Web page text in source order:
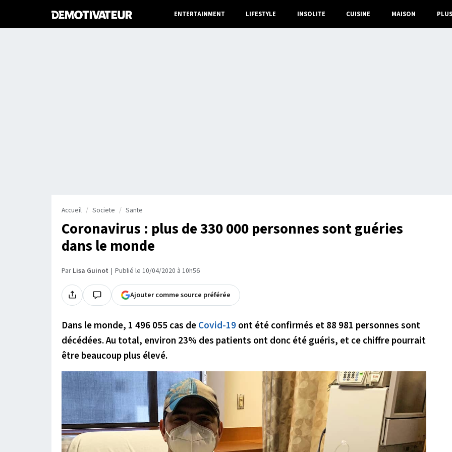
ENTERTAINMENT LIFESTYLE INSOLITE CUISINE MAISON PLUS
Accueil Societe Sante
Coronavirus : plus de 330 000 personnes sont guéries
dans le monde
Par Lisa Guinot Publié le 10/04/2020 à 10h56
Ajouter comme source préférée
Dans le monde, 1 496 055 cas deCovid-19ont été confirmés et 88 981 personnes sont
décédées. Au total, environ 23% des patients ont donc été guéris, et ce chiffre pourrait
être beaucoup plus élevé.